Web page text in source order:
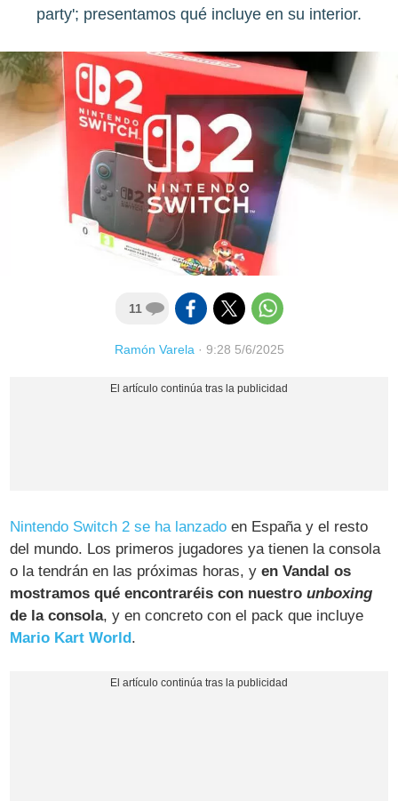
party'; presentamos qué incluye en su interior.
11
Ramón Varela· 9:28 5/6/2025
Nintendo Switch 2 se ha lanzado en España y el resto
del mundo. Los primeros jugadores ya tienen la consola
o la tendrán en las próximas horas, yen Vandal os
mostramos qué encontraréis con nuestrounboxing
de la consola, y en concreto con el pack que incluye
Mario Kart World.